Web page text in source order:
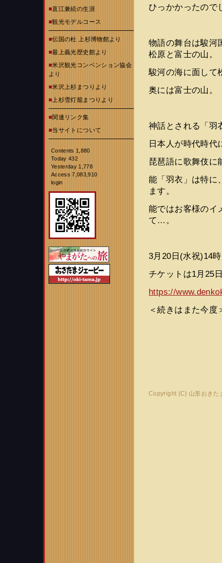
■直江兼続の生涯
■観光モデルコース
■伝国の杜 上杉博物館より
■最上義光歴史館より
■米沢観光コンベンション協会
より
■米沢上杉まつりより
■上杉雪灯籠まつりより
■関連リンク集
■当サイトについて
Contents 1,880
Today 432
Yesterday 1,778
Access 7,083,910
login
ひっかかったの
物語の舞台は駿河
松原と富士の山。
駿河の海に面して
奥には富士の山。
神話とされる「羽
日本人が時代時
琵琶語に歌舞伎に
能「羽衣」は特に
ます。
能ではお客様のイ
て…。
3月20日(水祝)14
チケットは1月25
https://
＜続きはまた今度
Copyright (C) 山形おき